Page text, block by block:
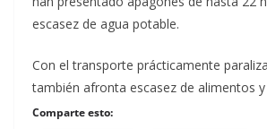
escasez de agua potable.
Con el transporte prácticamente
también afronta escasez de alimentos y
Comparte esto: